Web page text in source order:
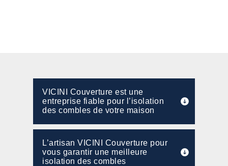
VICINI Couverture est une
entreprise fiable pour l’isolation
des combles de votre maison
L’artisan VICINI Couverture pour
vous garantir une meilleure
isolation des combles